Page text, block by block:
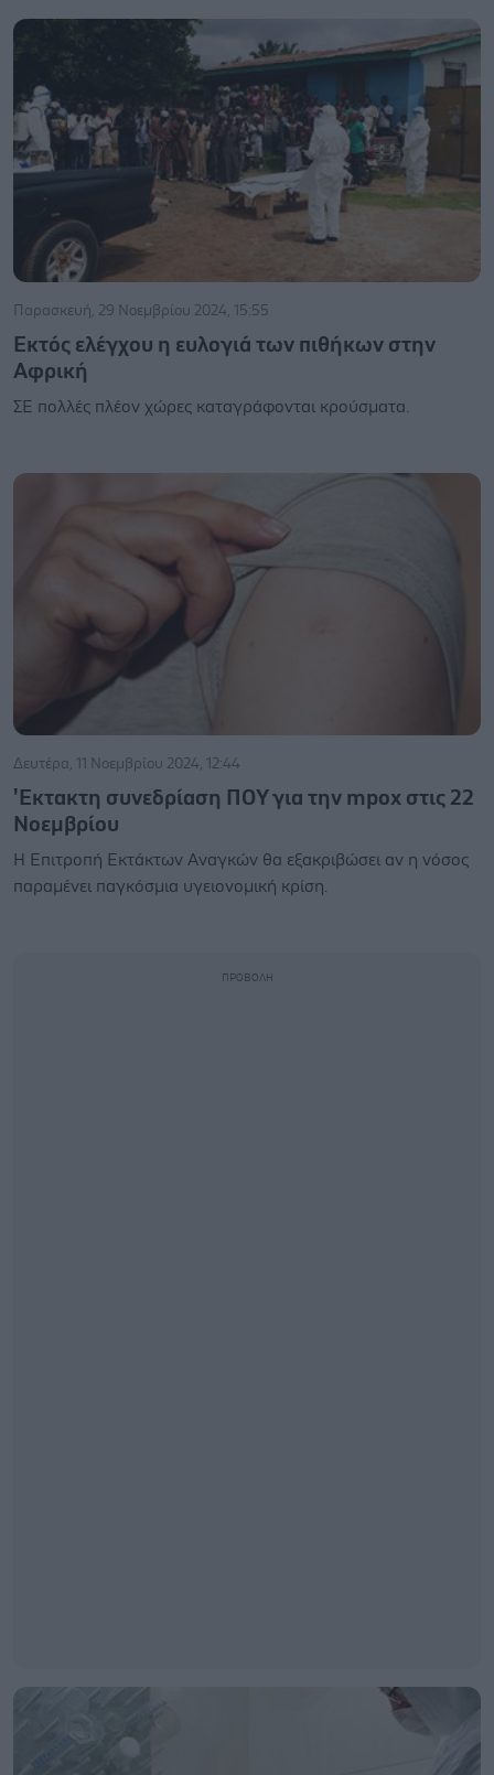
Παρασκευή, 29 Νοεμβρίου 2024, 15:55
Εκτός ελέγχου η ευλογιά των πιθήκων στην
Αφρική
ΣΕ πολλές πλέον χώρες καταγράφονται κρούσματα.
Δευτέρα, 11 Νοεμβρίου 2024, 12:44
'Εκτακτη συνεδρίαση ΠΟΥ για την mpox στις 22
Νοεμβρίου
Η Επιτροπή Εκτάκτων Αναγκών θα εξακριβώσει αν η νόσος
παραμένει παγκόσμια υγειονομική κρίση.